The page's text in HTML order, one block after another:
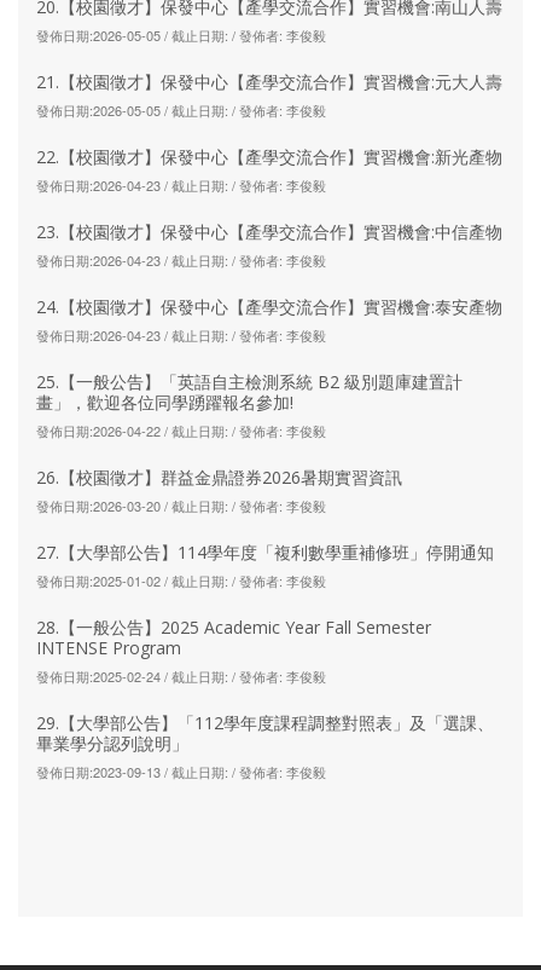
20.【校園徵才】保發中心【產學交流合作】實習機會:南山人壽
發佈日期:2026-05-05 / 截止日期: / 發佈者: 李俊毅
21.【校園徵才】保發中心【產學交流合作】實習機會:元大人壽
發佈日期:2026-05-05 / 截止日期: / 發佈者: 李俊毅
22.【校園徵才】保發中心【產學交流合作】實習機會:新光產物
發佈日期:2026-04-23 / 截止日期: / 發佈者: 李俊毅
23.【校園徵才】保發中心【產學交流合作】實習機會:中信產物
發佈日期:2026-04-23 / 截止日期: / 發佈者: 李俊毅
24.【校園徵才】保發中心【產學交流合作】實習機會:泰安產物
發佈日期:2026-04-23 / 截止日期: / 發佈者: 李俊毅
25.【一般公告】「英語自主檢測系統 B2 級別題庫建置計
畫」，歡迎各位同學踴躍報名參加!
發佈日期:2026-04-22 / 截止日期: / 發佈者: 李俊毅
26.【校園徵才】群益金鼎證券2026暑期實習資訊
發佈日期:2026-03-20 / 截止日期: / 發佈者: 李俊毅
27.【大學部公告】114學年度「複利數學重補修班」停開通知
發佈日期:2025-01-02 / 截止日期: / 發佈者: 李俊毅
28.【一般公告】2025 Academic Year Fall Semester
INTENSE Program
發佈日期:2025-02-24 / 截止日期: / 發佈者: 李俊毅
29.【大學部公告】「112學年度課程調整對照表」及「選課、
畢業學分認列說明」
發佈日期:2023-09-13 / 截止日期: / 發佈者: 李俊毅